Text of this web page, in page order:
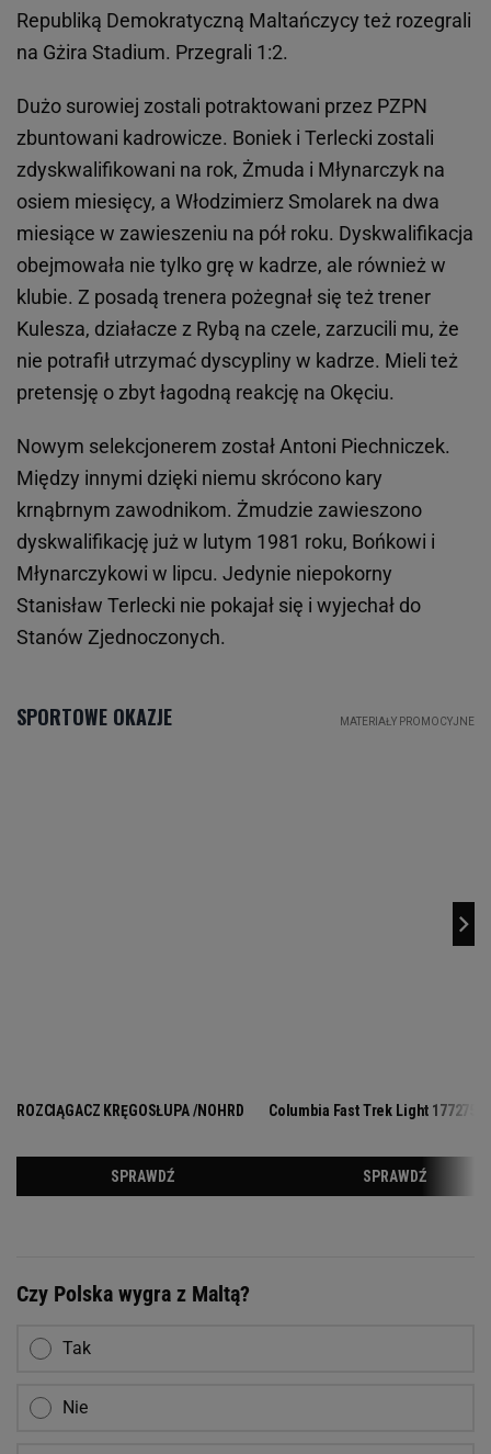
Republiką Demokratyczną Maltańczycy też rozegrali
na Gżira Stadium. Przegrali 1:2.
Dużo surowiej zostali potraktowani przez PZPN
zbuntowani kadrowicze. Boniek i Terlecki zostali
zdyskwalifikowani na rok, Żmuda i Młynarczyk na
osiem miesięcy, a Włodzimierz Smolarek na dwa
miesiące w zawieszeniu na pół roku. Dyskwalifikacja
obejmowała nie tylko grę w kadrze, ale również w
klubie. Z posadą trenera pożegnał się też trener
Kulesza, działacze z Rybą na czele, zarzucili mu, że
nie potrafił utrzymać dyscypliny w kadrze. Mieli też
pretensję o zbyt łagodną reakcję na Okęciu.
Nowym selekcjonerem został Antoni Piechniczek.
Między innymi dzięki niemu skrócono kary
krnąbrnym zawodnikom. Żmudzie zawieszono
dyskwalifikację już w lutym 1981 roku, Bońkowi i
Młynarczykowi w lipcu. Jedynie niepokorny
Stanisław Terlecki nie pokajał się i wyjechał do
Stanów Zjednoczonych.
Czy Polska wygra z Maltą?
Tak
Nie